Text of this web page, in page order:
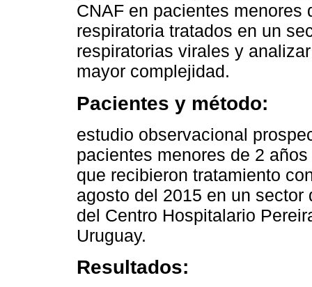
CNAF en pacientes
respiratoria tratados en un
respiratorias virales y
mayor complejidad.
Pacientes y método:
estudio observacional
pacientes menores de 2
que recibieron tratamiento
agosto del 2015 en un
del Centro Hospitalario
Uruguay.
Resultados: